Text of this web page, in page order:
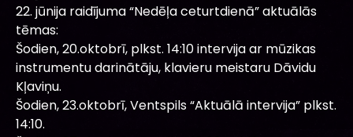
22. jūnija raidījuma “Nedēļa ceturtdienā” aktuālās
tēmas:
Šodien, 20.oktobrī, plkst. 14:10 intervija ar mūzikas
instrumentu darinātāju, klavieru meistaru Dāvidu
Kļaviņu.
Šodien, 23.oktobrī, Ventspils “Aktuālā intervija” plkst.
14:10.